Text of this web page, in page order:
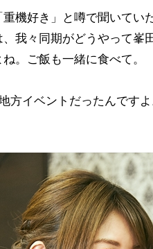
機好き」と噂で聞いてい
我々同期がどうやって峯
。ご飯も一緒に食べて。
方イベントだったんです